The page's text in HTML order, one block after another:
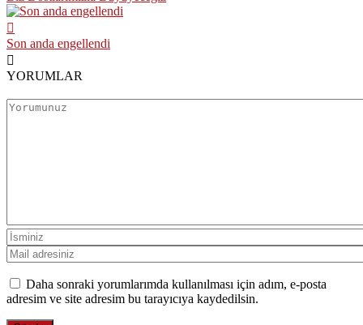
Son anda engellendi
YORUMLAR
Daha sonraki yorumlarımda kullanılması için adım, e-posta
adresim ve site adresim bu tarayıcıya kaydedilsin.